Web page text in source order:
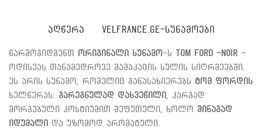
ᲐᲦᲬᲔᲠᲐ VELFRANCE.GE-ᲡᲣᲜᲐᲛᲝᲔᲑᲘ
წარმოგიდგენთ ორიგინალი სუნამო -ს Tom Ford -Noir –
ოდისეას თანამედროვე მამაკაცის სულის სიღრმეებში.
ეს არის სუნამო, რომელიც განასახიერებს ტომ ფორდის
ხელწერას: გარეგნულად დახვეწილი
, კარგად
მორგებული კოსტიუმით შეფუთული, ხოლო შინაგად
იდუმალი
და უზომოდ არომატული.